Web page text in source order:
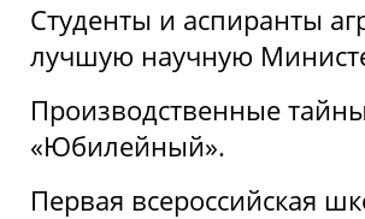
Студенты и аспиранты
лучшую научную
Производственные
«Юбилейный».
Первая всероссийская